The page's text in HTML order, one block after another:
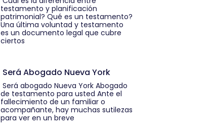
testamento y planificación
patrimonial? Qué es un testamento?
Una última voluntad y testamento
es un documento legal que cubre
ciertos
Será Abogado Nueva York
Será abogado Nueva York Abogado
de testamento para usted Ante el
fallecimiento de un familiar o
acompañante, hay muchas sutilezas
para ver en un breve